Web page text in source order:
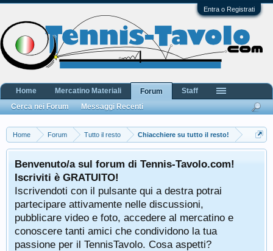
Entra o Registrati
Home Forum Tutto il resto Chiacchiere su tutto il resto!
Benvenuto/a sul forum di Tennis-Tavolo.com!
Iscriviti è GRATUITO!
Iscrivendoti con il pulsante qui a destra potrai
partecipare attivamente nelle discussioni,
pubblicare video e foto, accedere al mercatino e
conoscere tanti amici che condividono la tua
passione per il TennisTavolo. Cosa aspetti?
Home Mercatino Materiali
Forum
Cerca nei Forum
Messaggi Recenti
Staff